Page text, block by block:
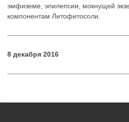
эмфиземе, эпилепсии, мокнущей
компонентам Литофитосоли.
8 декабря 2016